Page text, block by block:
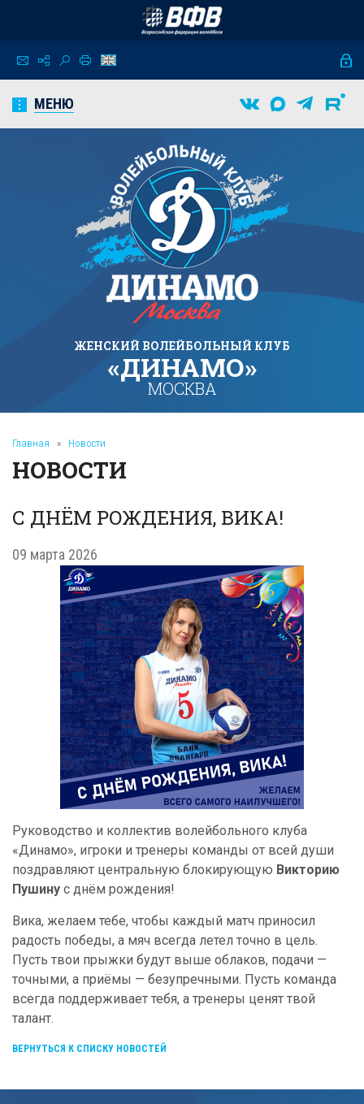
МЕНЮ
ЖЕНСКИЙ ВОЛЕЙБОЛЬНЫЙ КЛУБ
«ДИНАМО»
МОСКВА
Главная » Новости
НОВОСТИ
С ДНЁМ РОЖДЕНИЯ, ВИКА!
09 марта 2026
Руководство и коллектив волейбольного клуба
«Динамо», игроки и тренеры команды от всей души
поздравляют центральную блокирующую Викторию
Пушину с днём рождения!
Вика, желаем тебе, чтобы каждый матч приносил
радость победы, а мяч всегда летел точно в цель.
Пусть твои прыжки будут выше облаков, подачи —
точными, а приёмы — безупречными. Пусть команда
всегда поддерживает тебя, а тренеры ценят твой
талант.
ВЕРНУТЬСЯ К СПИСКУ НОВОСТЕЙ